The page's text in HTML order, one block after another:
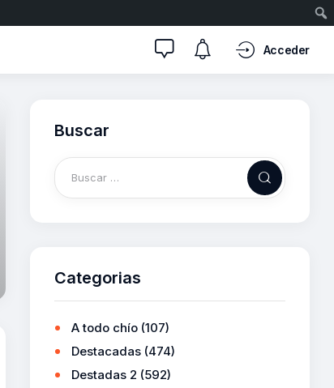
Acceder
Buscar
Categorias
A todo chío (107)
Destacadas (474)
Destadas 2 (592)